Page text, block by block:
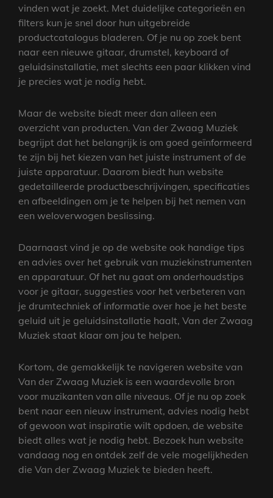
vinden wat je zoekt. Met duidelijke categorieën en
filters kun je snel door hun uitgebreide
productcatalogus bladeren. Of je nu op zoek bent
naar een nieuwe gitaar, drumstel, keyboard of
geluidsinstallatie, met slechts een paar klikken vind
je precies wat je nodig hebt.
Maar de website biedt meer dan alleen een
overzicht van producten. Van der Zwaag Muziek
begrijpt dat het belangrijk is om goed geïnformeerd
te zijn bij het kiezen van het juiste instrument of de
juiste apparatuur. Daarom biedt hun website
gedetailleerde productbeschrijvingen, specificaties
en afbeeldingen om je te helpen bij het nemen van
een weloverwogen beslissing.
Daarnaast vind je op de website ook handige tips
en advies over het gebruik van muziekinstrumenten
en apparatuur. Of het nu gaat om onderhoudstips
voor je gitaar, suggesties voor het verbeteren van
je drumtechniek of informatie over hoe je het beste
geluid uit je geluidsinstallatie haalt, Van der Zwaag
Muziek staat klaar om jou te helpen.
Kortom, de gemakkelijk te navigeren website van
Van der Zwaag Muziek is een waardevolle bron
voor muzikanten van alle niveaus. Of je nu op zoek
bent naar een nieuw instrument, advies nodig hebt
of gewoon wat inspiratie wilt opdoen, de website
biedt alles wat je nodig hebt. Bezoek hun website
vandaag nog en ontdek zelf de vele mogelijkheden
die Van der Zwaag Muziek te bieden heeft.